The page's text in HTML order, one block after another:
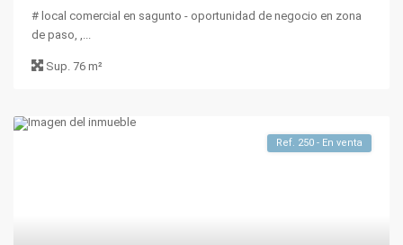
# local comercial en sagunto - oportunidad de negocio en zona
de paso, ,...
Sup.76 m²
Ref. 250 - En venta